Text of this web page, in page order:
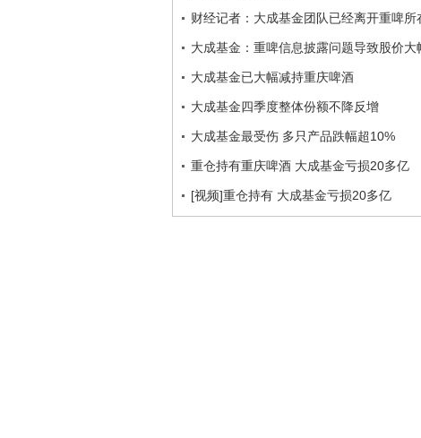
财经记者：大成基金团队已经离开重啤所
大成基金：重啤信息披露问题导致股价大
大成基金已大幅减持重庆啤酒
大成基金四季度整体份额不降反增
大成基金最受伤 多只产品跌幅超10%
重仓持有重庆啤酒 大成基金亏损20多亿
[视频]重仓持有 大成基金亏损20多亿